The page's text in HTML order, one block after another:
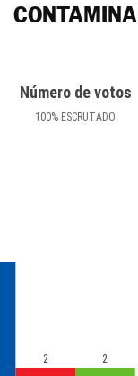
CONTAMINA
Número de votos
100% ESCRUTADO
2 2